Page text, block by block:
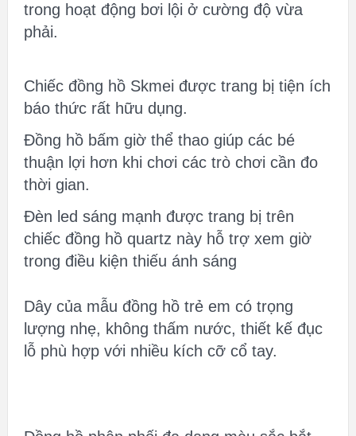
trong hoạt động bơi lội ở cường độ vừa
phải.
Chiếc đồng hồ Skmei được trang bị tiện ích
báo thức rất hữu dụng.
Đồng hồ bấm giờ thể thao giúp các bé
thuận lợi hơn khi chơi các trò chơi cần đo
thời gian.
Đèn led sáng mạnh được trang bị trên
chiếc đồng hồ quartz này hỗ trợ xem giờ
trong điều kiện thiếu ánh sáng
Dây của mẫu đồng hồ trẻ em có trọng
lượng nhẹ, không thấm nước, thiết kế đục
lỗ phù hợp với nhiều kích cỡ cổ tay.